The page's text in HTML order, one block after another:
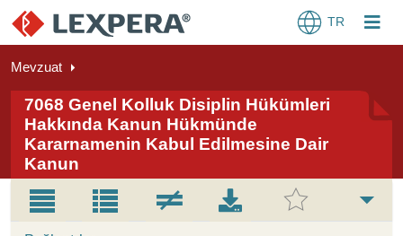
TR
Mevzuat
7068 Genel Kolluk Disiplin Hükümleri
Hakkında Kanun Hükmünde
Kararnamenin Kabul Edilmesine Dair
Kanun